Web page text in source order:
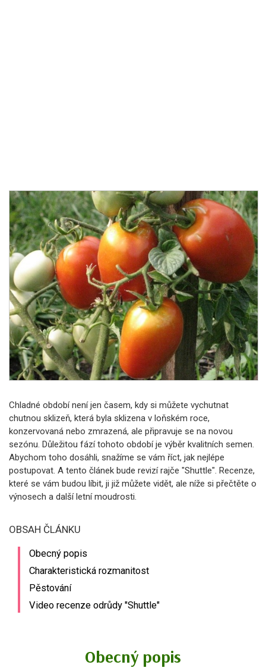
Chladné období není jen časem, kdy si můžete vychutnat
chutnou sklizeň, která byla sklizena v loňském roce,
konzervovaná nebo zmrazená, ale připravuje se na novou
sezónu. Důležitou fází tohoto období je výběr kvalitních semen.
Abychom toho dosáhli, snažíme se vám říct, jak nejlépe
postupovat. A tento článek bude revizí rajče "Shuttle". Recenze,
které se vám budou líbit, ji již můžete vidět, ale níže si přečtěte o
výnosech a další letní moudrosti.
OBSAH ČLÁNKU
Obecný popis
Charakteristická rozmanitost
Pěstování
Video recenze odrůdy "Shuttle"
Obecný popis